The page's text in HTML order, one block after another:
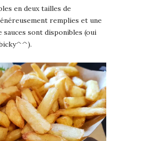
en deux tailles de
remplies et une
sauces sont disponibles (oui